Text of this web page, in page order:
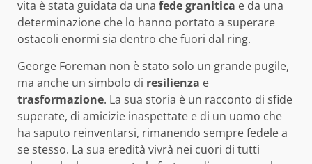
vita è stata guidata da una fede granitica e da una
determinazione che lo hanno portato a superare
ostacoli enormi sia dentro che fuori dal ring.
George Foreman non è stato solo un grande pugile,
ma anche un simbolo di resilienza e
trasformazione. La sua storia è un racconto di sfide
superate, di amicizie inaspettate e di un uomo che
ha saputo reinventarsi, rimanendo sempre fedele a
se stesso. La sua eredità vivrà nei cuori di tutti